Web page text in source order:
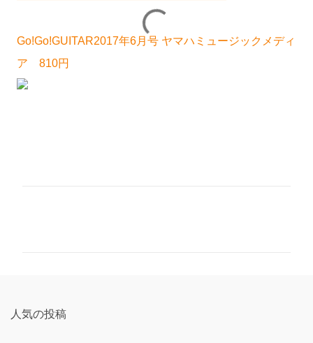
Go!Go!GUITAR2017年6月号 ヤマハミュージックメディ
ア 810円
人気の投稿